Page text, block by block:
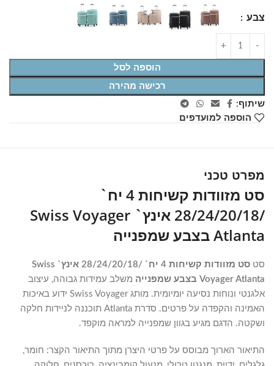
צבע
הוספה לסל
רכישה מהירה
שיתוף:
הוספה למועדפים
מפרט טכני
סט מזוודות קשיחות 4 יח`
/28/24/20/18 אינץ` Swiss Voyager
Atlanta בצבע שמפנייה
סט
סט מזוודות קשיחות 4 יח` /28/24/20/18 אינץ` Swiss
Voyager Atlanta בצבע שמפנייה
משלב עמידות גבוהה, עיצוב
אלגנטי ונוחות נסיעה יומיומית. מותג Swiss Voyager ידוע באיכות
האמינה והקפדה על פרטים. סדרת Atlanta תוכננה לניידות חלקה
ושקטה. הדגם מגיע בגוון שמפנייה למראה מוקפד.
התיאור הארוך מבוסס על פרטי היצרן מתוך התיאור הקצר: חומר,